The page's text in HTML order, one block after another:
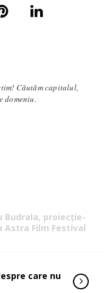
Căutăm capitalul,
domeniu.
Budrala, proiecție-
Astra Film Festival
care nu